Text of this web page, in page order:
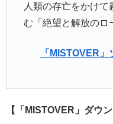
人類の存亡をかけ
む「絶望と解放のロ
「MISTOVER
【「MISTOVER」ダウ